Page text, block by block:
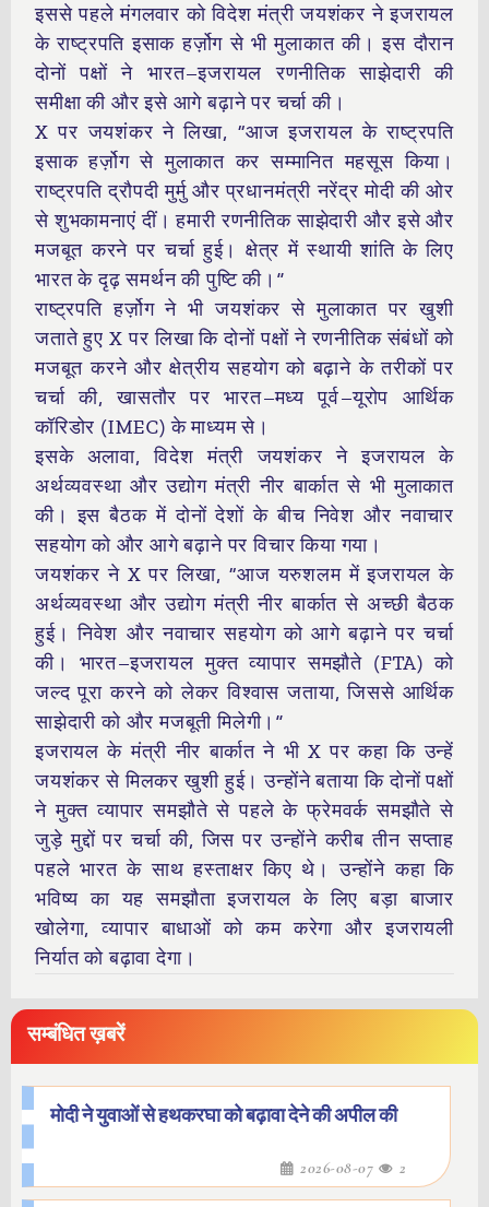
इससे पहले मंगलवार को विदेश मंत्री जयशंकर ने इजरायल
के राष्ट्रपति इसाक हर्ज़ोग से भी मुलाकात की। इस दौरान
दोनों पक्षों ने भारत–इजरायल रणनीतिक साझेदारी की
समीक्षा की और इसे आगे बढ़ाने पर चर्चा की।
X पर जयशंकर ने लिखा, “आज इजरायल के राष्ट्रपति
इसाक हर्ज़ोग से मुलाकात कर सम्मानित महसूस किया।
राष्ट्रपति द्रौपदी मुर्मु और प्रधानमंत्री नरेंद्र मोदी की ओर
से शुभकामनाएं दीं। हमारी रणनीतिक साझेदारी और इसे और
मजबूत करने पर चर्चा हुई। क्षेत्र में स्थायी शांति के लिए
भारत के दृढ़ समर्थन की पुष्टि की।”
राष्ट्रपति हर्ज़ोग ने भी जयशंकर से मुलाकात पर खुशी
जताते हुए X पर लिखा कि दोनों पक्षों ने रणनीतिक संबंधों को
मजबूत करने और क्षेत्रीय सहयोग को बढ़ाने के तरीकों पर
चर्चा की, खासतौर पर भारत–मध्य पूर्व–यूरोप आर्थिक
कॉरिडोर (IMEC) के माध्यम से।
इसके अलावा, विदेश मंत्री जयशंकर ने इजरायल के
अर्थव्यवस्था और उद्योग मंत्री नीर बार्कात से भी मुलाकात
की। इस बैठक में दोनों देशों के बीच निवेश और नवाचार
सहयोग को और आगे बढ़ाने पर विचार किया गया।
जयशंकर ने X पर लिखा, “आज यरुशलम में इजरायल के
अर्थव्यवस्था और उद्योग मंत्री नीर बार्कात से अच्छी बैठक
हुई। निवेश और नवाचार सहयोग को आगे बढ़ाने पर चर्चा
की। भारत–इजरायल मुक्त व्यापार समझौते (FTA) को
जल्द पूरा करने को लेकर विश्वास जताया, जिससे आर्थिक
साझेदारी को और मजबूती मिलेगी।”
इजरायल के मंत्री नीर बार्कात ने भी X पर कहा कि उन्हें
जयशंकर से मिलकर खुशी हुई। उन्होंने बताया कि दोनों पक्षों
ने मुक्त व्यापार समझौते से पहले के फ्रेमवर्क समझौते से
जुड़े मुद्दों पर चर्चा की, जिस पर उन्होंने करीब तीन सप्ताह
पहले भारत के साथ हस्ताक्षर किए थे। उन्होंने कहा कि
भविष्य का यह समझौता इजरायल के लिए बड़ा बाजार
खोलेगा, व्यापार बाधाओं को कम करेगा और इजरायली
निर्यात को बढ़ावा देगा।
सम्बंधित ख़बरें
मोदी ने युवाओं से हथकरघा को बढ़ावा देने की अपील की
2026-08-07 2